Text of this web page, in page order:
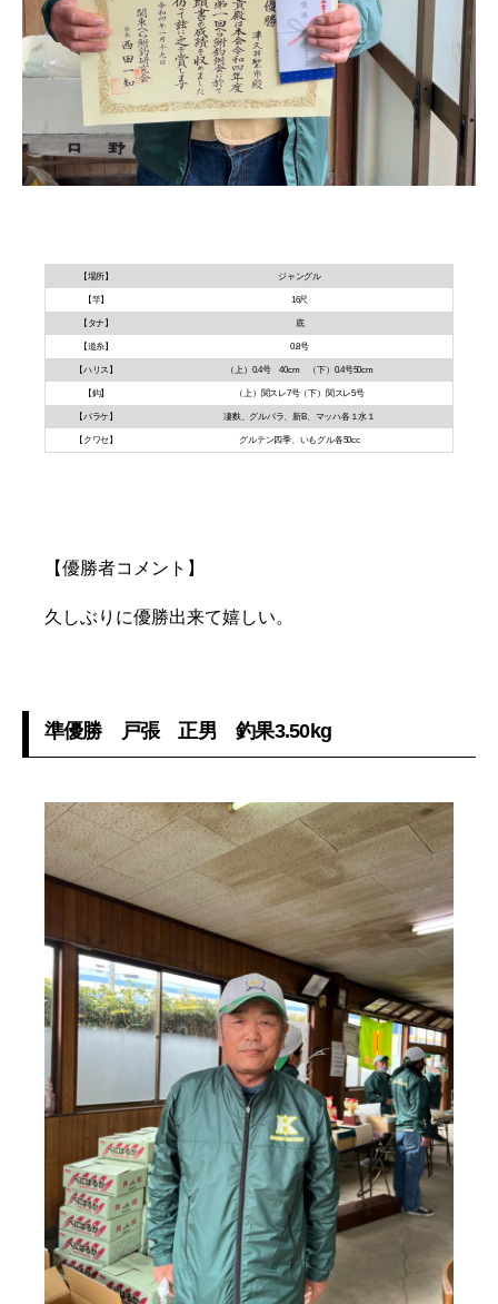
【場所】 ジャングル
【竿】 16尺
【タナ】 底
【道糸】 0.8号
【ハリス】 （上）0.4号 40cm （下）0.4号50cm
【鈎】 （上）関スレ7号（下）関スレ5号
【バラケ】 凄麩、グルバラ、新B、マッハ各１水１
【クワセ】 グルテン四季、いもグル各50cc
【優勝者コメント】
久しぶりに優勝出来て嬉しい。
準優勝 戸張 正男 釣果3.50kg